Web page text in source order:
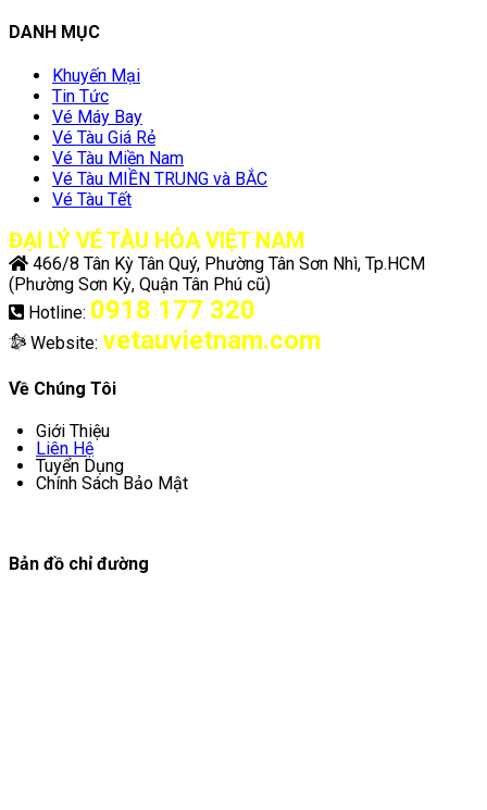
DANH MỤC
Khuyến Mại
Tin Tức
Vé Máy Bay
Vé Tàu Giá Rẻ
Vé Tàu Miền Nam
Vé Tàu MIỀN TRUNG và BẮC
Vé Tàu Tết
ĐẠI LÝ VÉ TÀU HỎA VIỆT NAM
466/8 Tân Kỳ Tân Quý, Phường Tân Sơn Nhì, Tp.HCM
(Phường Sơn Kỳ, Quận Tân Phú cũ)
Hotline: 0918 177 320
Website: vetauvietnam.com
Về Chúng Tôi
Giới Thiệu
Liên Hệ
Tuyển Dụng
Chính Sách Bảo Mật
Bản đồ chỉ đường